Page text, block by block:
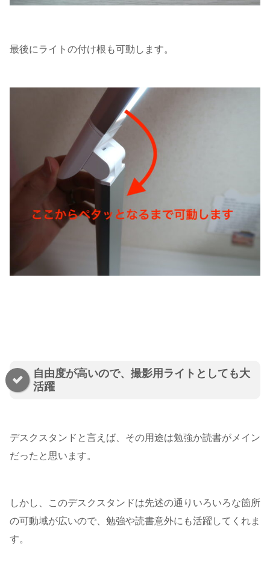
最後にライトの付け根も可動します。
自由度が高いので、撮影用ライトとしても大
活躍
デスクスタンドと言えば、その用途は勉強か読書がメイン
だったと思います。
しかし、このデスクスタンドは先述の通りいろいろな箇所
の可動域が広いので、勉強や読書意外にも活躍してくれま
す。